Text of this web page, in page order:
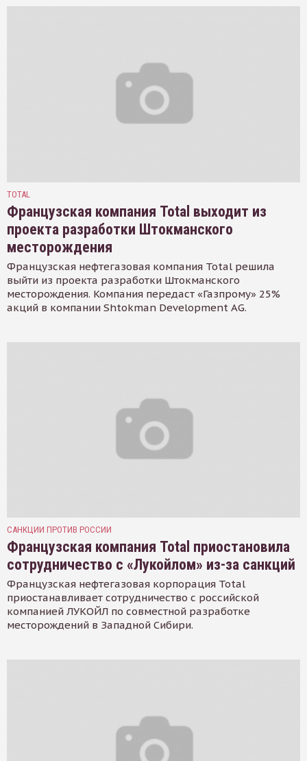
TOTAL
Французская компания Total выходит из
проекта разработки Штокманского
месторождения
Французская нефтегазовая компания Total решила
выйти из проекта разработки Штокманского
месторождения. Компания передаст «Газпрому» 25%
акций в компании Shtokman Development AG.
САНКЦИИ ПРОТИВ РОССИИ
Французская компания Total приостановила
сотрудничество с «Лукойлом» из-за санкций
Французская нефтегазовая корпорация Total
приостанавливает сотрудничество с российской
компанией ЛУКОЙЛ по совместной разработке
месторождений в Западной Сибири.